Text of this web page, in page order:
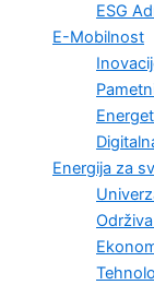
ESG
E-Mobilnost
Energija za